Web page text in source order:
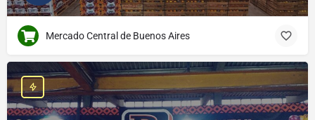
Mercado Central de Buenos Aires